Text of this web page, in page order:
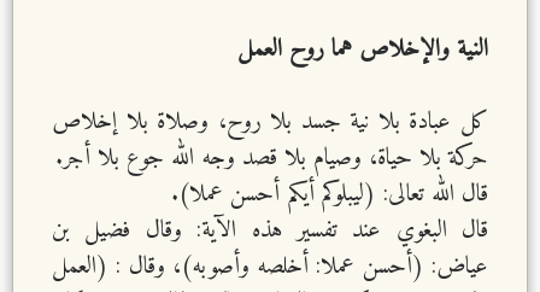
النية والإخلاص هما روح العمل
كل عبادة بلا نية جسد بلا روح، وصلاة بلا إخلاص
حركة بلا حياة، وصيام بلا قصد وجه الله جوع بلا أجر.
قال الله تعالى: (ليبلوكم أيكم أحسن عملا).
قال البغوي عند تفسير هذه الآية: وقال فضيل بن
عياض: (أحسن عملا: أخلصه وأصوبه)، وقال : (العمل